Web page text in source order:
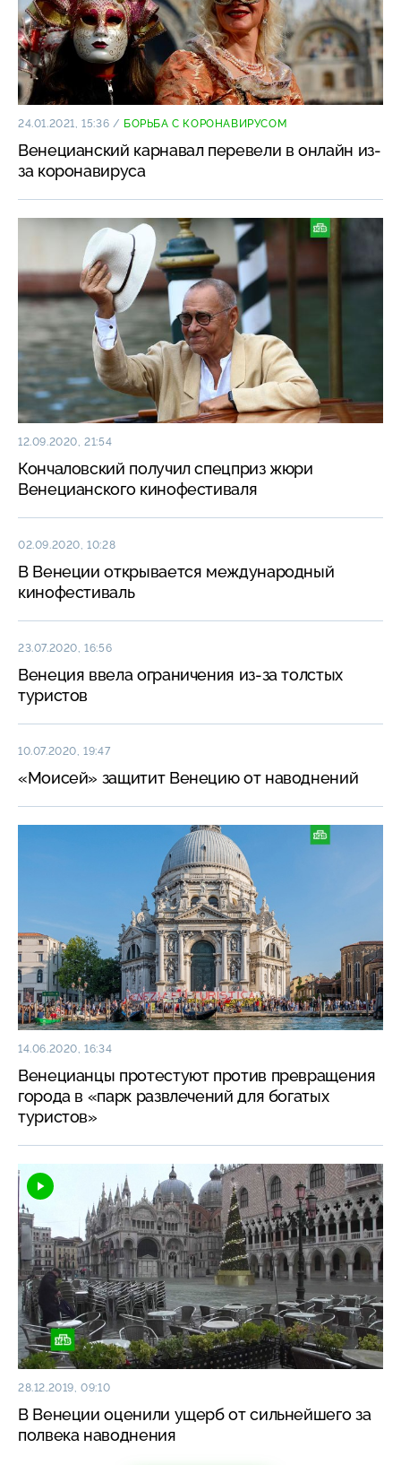
24.01.2021, 15:36 / БОРЬБА С КОРОНАВИРУСОМ
Венецианский карнавал перевели в онлайн из-
за коронавируса
12.09.2020, 21:54
Кончаловский получил спецприз жюри
Венецианского кинофестиваля
02.09.2020, 10:28
В Венеции открывается международный
кинофестиваль
23.07.2020, 16:56
Венеция ввела ограничения из-за толстых
туристов
10.07.2020, 19:47
«Моисей» защитит Венецию от наводнений
14.06.2020, 16:34
Венецианцы протестуют против превращения
города в «парк развлечений для богатых
туристов»
28.12.2019, 09:10
В Венеции оценили ущерб от сильнейшего за
полвека наводнения